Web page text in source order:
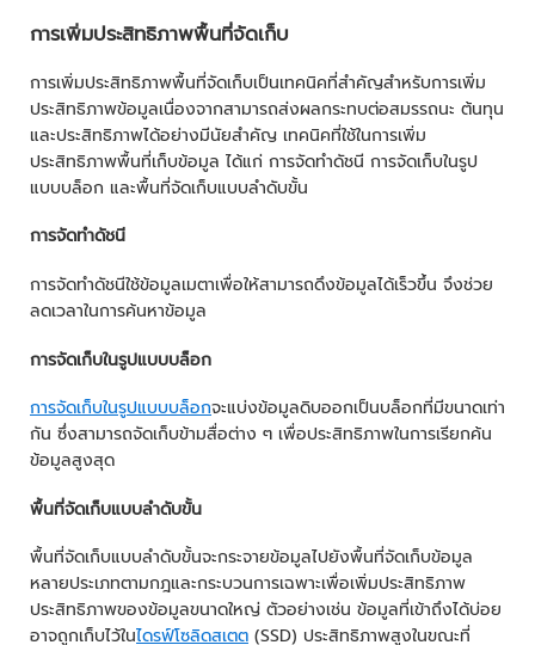
การเพิ่มประสิทธิภาพพื้นที่จัดเก็บ
การเพิ่มประสิทธิภาพพื้นที่จัดเก็บเป็นเทคนิคที่สำคัญสำหรับการเพิ่ม
ประสิทธิภาพข้อมูลเนื่องจากสามารถส่งผลกระทบต่อสมรรถนะ ต้นทุน
และประสิทธิภาพได้อย่างมีนัยสำคัญ เทคนิคที่ใช้ในการเพิ่ม
ประสิทธิภาพพื้นที่เก็บข้อมูล ได้แก่ การจัดทำดัชนี การจัดเก็บในรูป
แบบบล็อก และพื้นที่จัดเก็บแบบลำดับขั้น
การจัดทำดัชนี
การจัดทำดัชนีใช้ข้อมูลเมตาเพื่อให้สามารถดึงข้อมูลได้เร็วขึ้น จึงช่วย
ลดเวลาในการค้นหาข้อมูล
การจัดเก็บในรูปแบบบล็อก
การจัดเก็บในรูปแบบบล็อกจะแบ่งข้อมูลดิบออกเป็นบล็อกที่มีขนาดเท่า
กัน ซึ่งสามารถจัดเก็บข้ามสื่อต่าง ๆ เพื่อประสิทธิภาพในการเรียกค้น
ข้อมูลสูงสุด
พื้นที่จัดเก็บแบบลำดับขั้น
พื้นที่จัดเก็บแบบลำดับขั้นจะกระจายข้อมูลไปยังพื้นที่จัดเก็บข้อมูล
หลายประเภทตามกฎและกระบวนการเฉพาะเพื่อเพิ่มประสิทธิภาพ
ประสิทธิภาพของข้อมูลขนาดใหญ่ ตัวอย่างเช่น ข้อมูลที่เข้าถึงได้บ่อย
อาจถูกเก็บไว้ในไดรฟ์โซลิดสเตต (SSD) ประสิทธิภาพสูงในขณะที่